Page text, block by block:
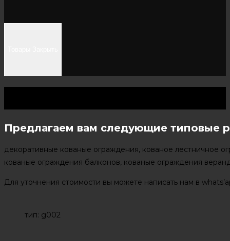
Предлагаем вам следующие типовые
декоративные кованые ограждения, кованое лестничное
кованые ограждения балконов, кованые ограждения
Для уточнения стоимости вы можете написать нам в
тип: g002